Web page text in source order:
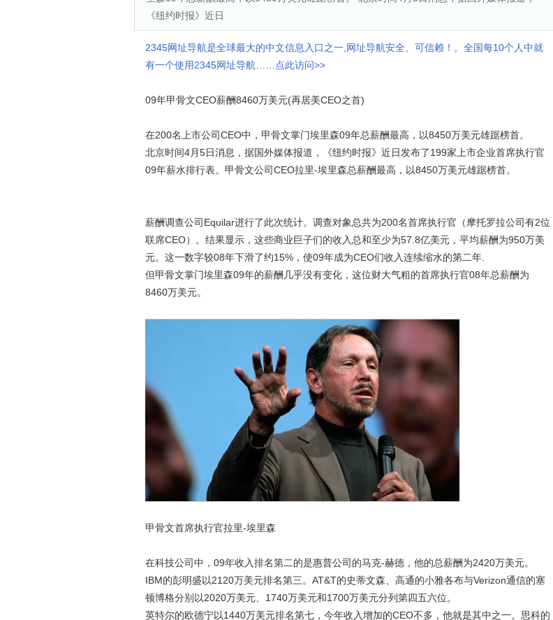
《纽约时报》近日
2345网址导航是全球最大的中文信息入口之一,网址导航安全、可信赖！。全国每10个人中就
有一个使用2345网址导航……点此访问>>
09年甲骨文CEO薪酬8460万美元(再居美CEO之首)
在200名上市公司CEO中，甲骨文掌门埃里森09年总薪酬最高，以8450万美元雄踞榜首。
北京时间4月5日消息，据国外媒体报道，《纽约时报》近日发布了199家上市企业首席执行官
09年薪水排行表。甲骨文公司CEO拉里-埃里森总薪酬最高，以8450万美元雄踞榜首。
薪酬调查公司Equilar进行了此次统计。调查对象总共为200名首席执行官（摩托罗拉公司有2位
联席CEO）。结果显示，这些商业巨子们的收入总和至少为57.8亿美元，平均薪酬为950万美
元。这一数字较08年下滑了约15%，使09年成为CEO们收入连续缩水的第二年.
但甲骨文掌门埃里森09年的薪酬几乎没有变化，这位财大气粗的首席执行官08年总薪酬为
8460万美元。
甲骨文首席执行官拉里-埃里森
在科技公司中，09年收入排名第二的是惠普公司的马克-赫德，他的总薪酬为2420万美元。
IBM的彭明盛以2120万美元排名第三。AT&T的史蒂文森、高通的小雅各布与Verizon通信的塞
顿博格分别以2020万美元、1740万美元和1700万美元分列第四五六位。
英特尔的欧德宁以1440万美元排名第七，今年收入增加的CEO不多，他就是其中之一。思科的